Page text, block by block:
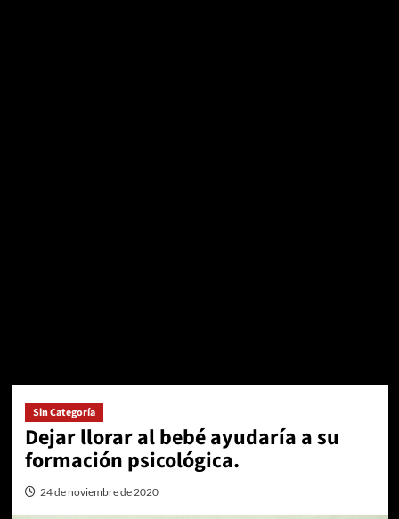
Sin Categoría
Dejar llorar al bebé ayudaría a su
formación psicológica.
24 de noviembre de 2020